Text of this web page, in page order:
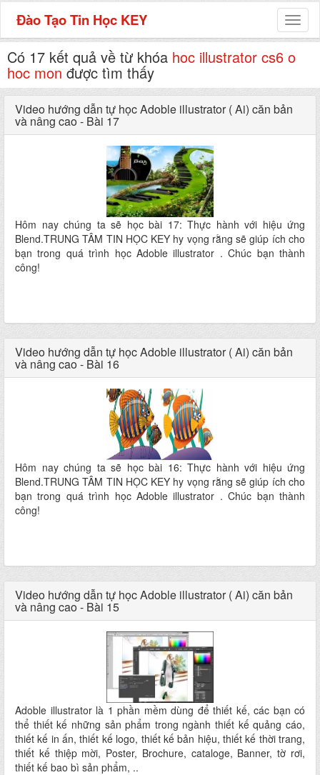
Đào Tạo Tin Học KEY
Có 17 kết quả về từ khóa hoc illustrator cs6 o
hoc mon được tìm thấy
Video hướng dẫn tự học Adoble illustrator ( Ai) căn bản
và nâng cao - Bài 17
Hôm nay chúng ta sẽ học bài 17: Thực hành với hiệu ứng
Blend.TRUNG TÂM TIN HỌC KEY hy vọng rằng sẽ giúp ích cho
bạn trong quá trình học Adoble illustrator . Chúc bạn thành
công!
Video hướng dẫn tự học Adoble illustrator ( Ai) căn bản
và nâng cao - Bài 16
Hôm nay chúng ta sẽ học bài 16: Thực hành với hiệu ứng
Blend.TRUNG TÂM TIN HỌC KEY hy vọng rằng sẽ giúp ích cho
bạn trong quá trình học Adoble illustrator . Chúc bạn thành
công!
Video hướng dẫn tự học Adoble illustrator ( Ai) căn bản
và nâng cao - Bài 15
Adoble illustrator là 1 phần mềm dùng để thiết kế, các bạn có
thể thiết kế những sản phẩm trong ngành thiết kế quảng cáo,
thiết kế in ấn, thiết kế logo, thiết kế bản hiệu, thiết kế thời trang,
thiết kế thiệp mời, Poster, Brochure, cataloge, Banner, tờ rơi,
thiết kế bao bì sản phẩm, ..